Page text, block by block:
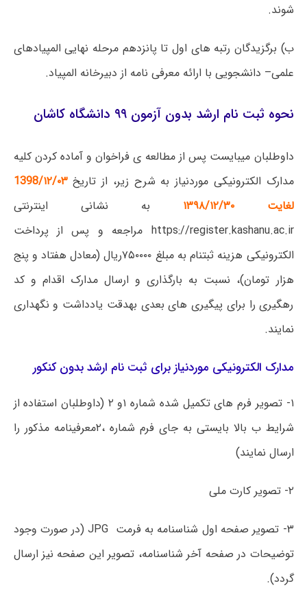
شوند.
ب) برگزیدگان رتبه های اول تا پانزدهم مرحله نهایی المپیادهای
علمی– دانشجویی با ارائه معرفی نامه از دبیرخانه المپیاد.
نحوه ثبت نام ارشد بدون آزمون ۹۹ دانشگاه کاشان
داوطلبان میبایست پس از مطالعه ی فراخوان و آماده کردن کلیه
مدارک الکترونیکی موردنیاز به شرح زیر، از تاریخ 1398/۱۲/۰۳
لغایت ۱۳۹۸/۱۲/۳۰
به نشانی اینترنتی
https://register.kashanu.ac.ir مراجعه و پس از پرداخت
الکترونیکی هزینه ثبتنام به مبلغ ۷۵۰۰۰۰ریال (معادل هفتاد و پنج
هزار تومان)، نسبت به بارگذاری و ارسال مدارک اقدام و کد
رهگیری را برای پیگیری های بعدی بهدقت یادداشت و نگهداری
نمایند.
مدارک الکترونیکی موردنیاز برای ثبت نام ارشد بدون کنکور
۱- تصویر فرم های تکمیل شده شماره ۱و ۲ (داوطلبان استفاده از
شرایط ب بالا بایستی به جای فرم شماره ،۲معرفینامه مذکور را
ارسال نمایند)
۲- تصویر کارت ملی
۳- تصویر صفحه اول شناسنامه به فرمت JPG ( در صورت وجود
توضیحات در صفحه آخر شناسنامه، تصویر این صفحه نیز ارسال
گردد).